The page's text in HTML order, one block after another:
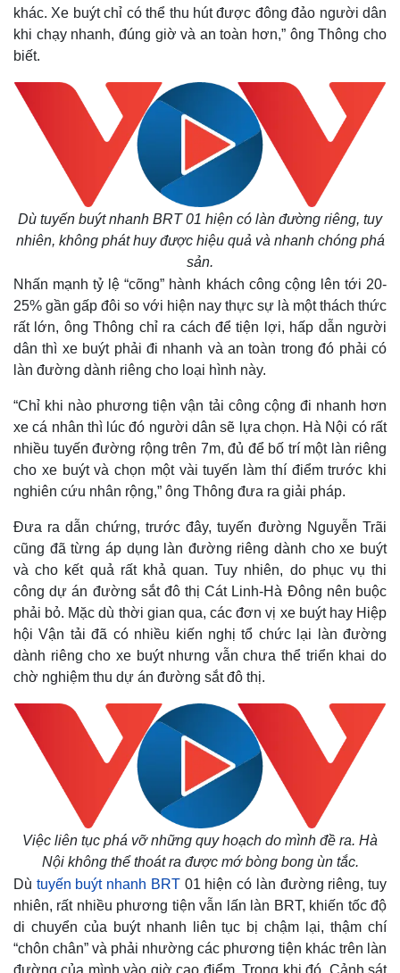
Kinh tế
Khởi nghiệp
Thị trường
Tiêu dùng
Tỷ giá
Chứng khoán
Giá cà phê
khác. Xe buýt chỉ có thể thu hút được đông đảo người dân
khi chạy nhanh, đúng giờ và an toàn hơn,” ông Thông cho
biết.
Dù tuyến buýt nhanh BRT 01 hiện có làn đường riêng, tuy
nhiên, không phát huy được hiệu quả và nhanh chóng phá
sản.
Nhấn mạnh tỷ lệ “cõng” hành khách công cộng lên tới 20-
25% gần gấp đôi so với hiện nay thực sự là một thách thức
rất lớn, ông Thông chỉ ra cách để tiện lợi, hấp dẫn người
dân thì xe buýt phải đi nhanh và an toàn trong đó phải có
làn đường dành riêng cho loại hình này.
“Chỉ khi nào phương tiện vận tải công cộng đi nhanh hơn
xe cá nhân thì lúc đó người dân sẽ lựa chọn. Hà Nội có rất
nhiều tuyến đường rộng trên 7m, đủ để bố trí một làn riêng
cho xe buýt và chọn một vài tuyến làm thí điểm trước khi
nghiên cứu nhân rộng,” ông Thông đưa ra giải pháp.
Đưa ra dẫn chứng, trước đây, tuyến đường Nguyễn Trãi
cũng đã từng áp dụng làn đường riêng dành cho xe buýt
và cho kết quả rất khả quan. Tuy nhiên, do phục vụ thi
công dự án đường sắt đô thị Cát Linh-Hà Đông nên buộc
phải bỏ. Mặc dù thời gian qua, các đơn vị xe buýt hay Hiệp
hội Vận tải đã có nhiều kiến nghị tổ chức lại làn đường
dành riêng cho xe buýt nhưng vẫn chưa thể triển khai do
chờ nghiệm thu dự án đường sắt đô thị.
Việc liên tục phá vỡ những quy hoạch do mình đề ra. Hà
Nội không thể thoát ra được mớ bòng bong ùn tắc.
Dù tuyến buýt nhanh BRT01 hiện có làn đường riêng, tuy
nhiên, rất nhiều phương tiện vẫn lấn làn BRT, khiến tốc độ
di chuyển của buýt nhanh liên tục bị chậm lại, thậm chí
“chôn chân” và phải nhường các phương tiện khác trên làn
đường của mình vào giờ cao điểm. Trong khi đó, Cảnh sát